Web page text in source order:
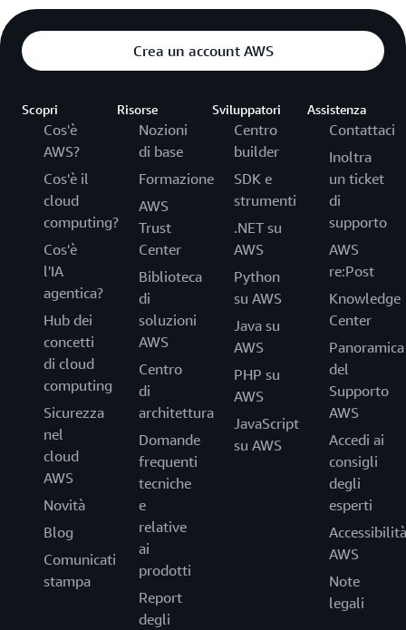
Crea un account AWS
Scopri
Cos'è
AWS?
Cos'è il
cloud
computing?
Cos'è
l'IA
agentica?
Hub dei
concetti
di cloud
computing
Sicurezza
nel
cloud
AWS
Novità
Blog
Comunicati
stampa
Risorse
Nozioni
di base
Formazione
AWS
Trust
Center
Biblioteca
di
soluzioni
AWS
Centro
di
architettura
Domande
frequenti
tecniche
e
relative
ai
prodotti
Report
degli
Sviluppatori
Centro
builder
SDK e
strumenti
.NET su
AWS
Python
su AWS
Java su
AWS
PHP su
AWS
JavaScript
su AWS
Assistenza
Contattaci
Inoltra
un ticket
di
supporto
AWS
re:Post
Knowledge
Center
Panoramica
del
Supporto
AWS
Accedi ai
consigli
degli
esperti
Accessibilità
AWS
Note
legali